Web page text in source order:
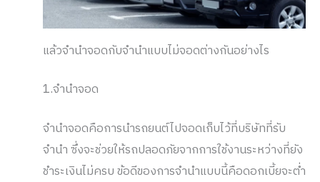
แล้วจำนำจอดกับจำนำแบบไม่จอดต่างกันอย่างไร
1.จำนำจอด
จำนำจอดคือการนำรถยนต์ไปจอดเก็บไว้ที่บริษัทที่รับ
จำนำ ซึ่งจะช่วยให้รถปลอดภัยจากการใช้งานระหว่างที่ยัง
ชำระเงินไม่ครบ ข้อดีของการจำนำแบบนี้คือดอกเบี้ยจะต่ำ